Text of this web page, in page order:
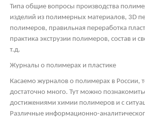
Типа общие вопросы производства
изделий из полимерных материалов, 3D
полимеров, правильная переработка
практика экструзии полимеров, состав и
т.д.
Журналы о полимерах и пластике
Касаемо журналов о полимерах в России,
достаточно много. Тут можно
достижениями химии полимеров и с
Различные информационно-